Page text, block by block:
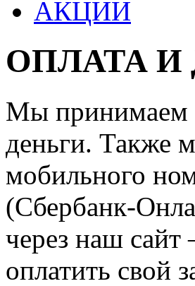
АКЦИИ
ОПЛАТА И
Мы принимаем
деньги. Также
мобильного
(Сбербанк-
через наш
оплатить свой